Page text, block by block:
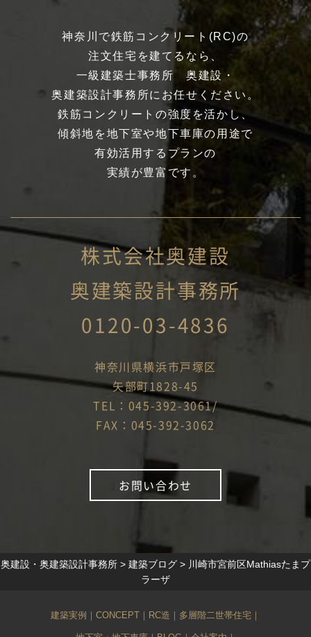
神奈川で鉄筋コンクリート(RC)の
注文住宅を建てるなら、
一級建築士事務所 奥建設・
奥建築設計事務所にお任せください。
鉄筋コンクリートの強度を活かし、
傾斜地を地下室や地下車庫の用途で
有効活用するプランの
実績が豊富です。
株式会社奥建設
奥建築設計事務所
0120-03-4836
神奈川県横浜市戸塚区
矢部町1828-45
TEL：045-392-3061/
FAX：045-392-3062
お問い合わせ
奥建設・奥建築設計事務所 > 建築ブログ > 川崎市宮前区Mathiasたまプ
ラーザ
建築実例 ｜ CONCEPT ｜ RC造 ｜ 多層階二世帯住宅 ｜